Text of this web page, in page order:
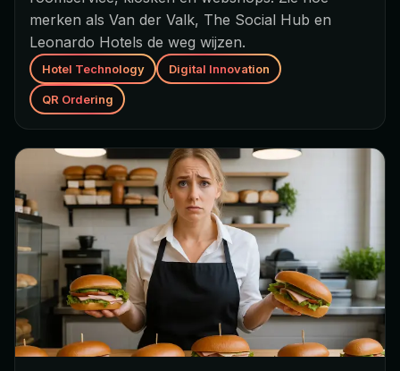
merken als Van der Valk, The Social Hub en
Leonardo Hotels de weg wijzen.
Hotel Technology Digital Innovation
QR Ordering